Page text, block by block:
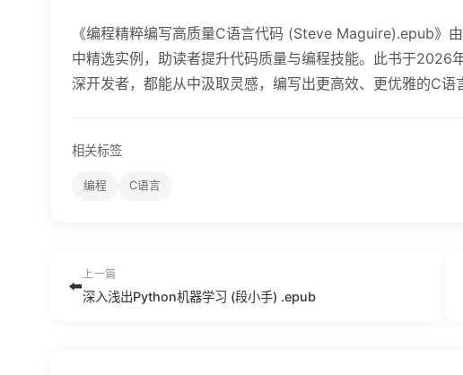
《编程精粹编写高质量C语言代码 (Steve Maguire).epub》
中精选实例，助读者提升代码质量与编程技能。此书于
深开发者，都能从中汲取灵感，编写出更高效、更优雅的C语
相关标签
编程 C语言
⬅️
上一篇
深入浅出Python机器学习 (段小手) .epub